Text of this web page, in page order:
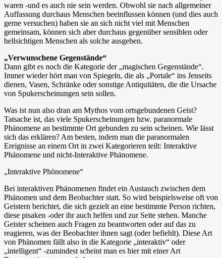
waren -und es auch nie sein werden. Obwohl sie nach allgemeiner
Auffassung durchaus Menschen beeinflussen können (und dies auch
gerne versuchen) haben sie an sich nicht viel mit Menschen
gemeinsam, können sich aber durchaus gegenüber sensiblen oder
hellsichtigen Menschen als solche ausgeben.
„Verwunschene Gegenstände“
Dann gibt es noch die Kategorie der „magischen Gegenstände“.
Immer wieder hört man von Spiegeln, die als „Portale“ ins Jenseits
dienen, Vasen, Schränke oder sonstige Antiquitäten, die die Ursache
von Spukerscheinungen sein sollen.
Was ist nun also dran am Mythos vom ortsgebundenen Geist?
Tatsache ist, das viele Spukerscheinungen bzw. paranormale
Phänomene an bestimmte Ort gebunden zu sein scheinen. Wie lässt
sich das erklären? Am besten, indem man die paranormalen
Ereignisse an einem Ort in zwei Kategorieren teilt: Interaktive
Phänomene und nicht-Interaktive Phänomene.
„Interaktive Phönomene“
Bei interaktiven Phänomenen findet ein Austauch zwischen dem
Phänomen und dem Beobachter statt. So wird beispielsweise oft von
Geistern berichtet, die sich gezielt an eine bestimmte Person richten,
diese pisaken -oder ihr auch helfen und zur Seite stehen. Manche
Geister scheinen auch Fragen zu beantworten oder auf das zu
reagieren, was der Beobachter ihnen sagt (oder befiehlt). Diese Art
von Phänomen fällt also in die Kategorie „interaktiv“ oder
„intelligent“ -zumindest scheint man es hier mit einer Art